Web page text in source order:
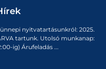
nyitvatartásunkról: 2025.
tartunk. Utolsó munkanap: